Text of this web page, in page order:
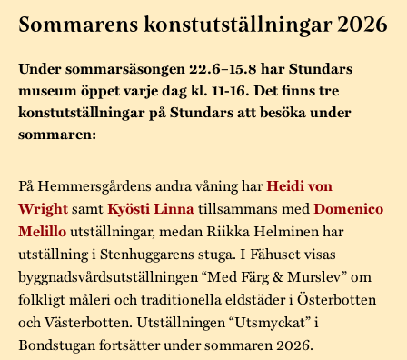
Tillgänglighet
Trygghet
Hållbar utveckling
Jarl Hemmer
Byggnadsvård
Rödmyllan
Museipedagogik
Hantverk
Stugornas Stundars
Museisamlingarna
Stundarsvänner
Marknader
Årsberättelser
Stundars
registerbeskrivning
Sommarens konstutställningar 2026
Under sommarsäsongen 22.6–15.8 har Stundars
museum öppet varje dag kl. 11-16. Det finns tre
konstutställningar på Stundars att besöka under
sommaren:
På Hemmersgårdens andra våning harHeidi von
WrightsamtKyösti Linnatillsammans medDomenico
Melilloutställningar, medan Riikka Helminen har
utställning i Stenhuggarens stuga. I Fähuset visas
byggnadsvårdsutställningen “Med Färg & Murslev” om
folkligt måleri och traditionella eldstäder i Österbotten
och Västerbotten. Utställningen “Utsmyckat” i
Bondstugan fortsätter under sommaren 2026.